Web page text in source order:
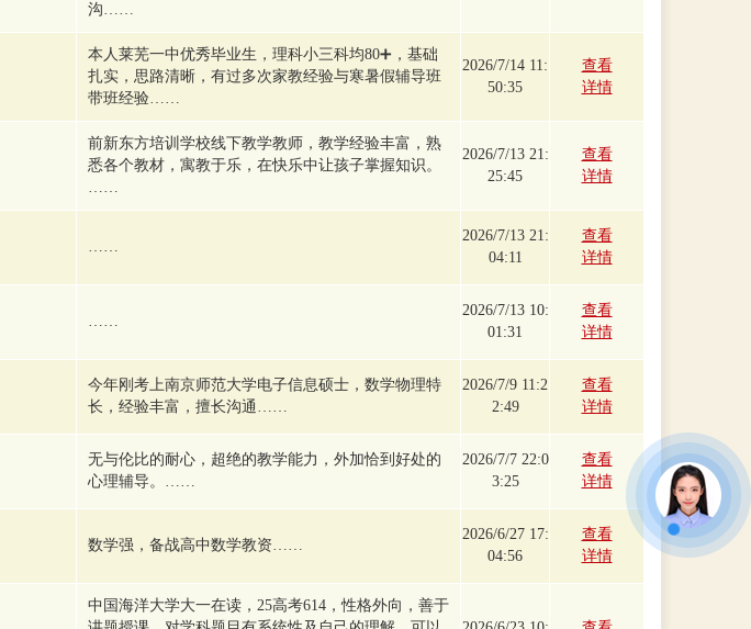
沟……
本人莱芜一中优秀毕业生，理科小三科均80➕，基础
扎实，思路清晰，有过多次家教经验与寒暑假辅导班
带班经验……
2026/7/14 11:
50:35
查看
详情
前新东方培训学校线下教学教师，教学经验丰富，熟
悉各个教材，寓教于乐，在快乐中让孩子掌握知识。
……
2026/7/13 21:
25:45
查看
详情
……
2026/7/13 21:
04:11
查看
详情
……
2026/7/13 10:
01:31
查看
详情
今年刚考上南京师范大学电子信息硕士，数学物理特
长，经验丰富，擅长沟通……
2026/7/9 11:2
2:49
查看
详情
无与伦比的耐心，超绝的教学能力，外加恰到好处的
心理辅导。……
2026/7/7 22:0
3:25
查看
详情
数学强，备战高中数学教资……
2026/6/27 17:
04:56
查看
详情
中国海洋大学大一在读，25高考614，性格外向，善于